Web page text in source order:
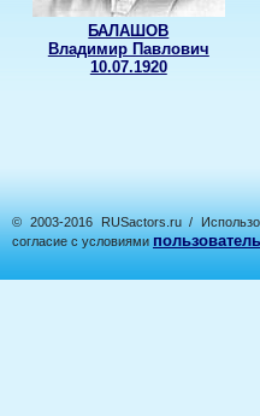
БАЛАШОВ
Владимир Павлович
10.07.1920
© 2003-2016 RUSactors.ru /
согласие с условиями